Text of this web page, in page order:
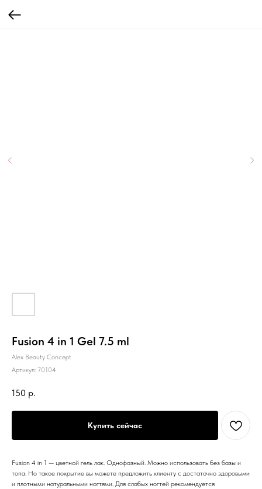
Fusion 4 in 1 Gel 7.5 ml
Alex Beauty Concept
Артикул: 70104
150 р.
Купить сейчас
Fusion 4 in 1 — цветной гель лак. Однофазный. Можно использовать без базы и
топа. Но такое покрытие вы можете предложить клиенту с достаточно здоровыми
и плотными натуральными ногтями. Для слабых ногтей рекомендуется